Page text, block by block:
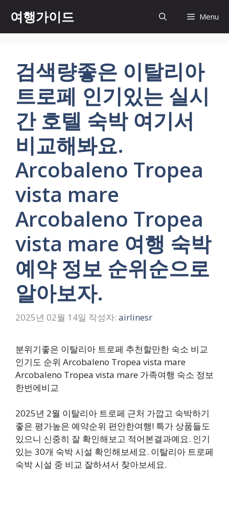
츠
여행가이드 Menu
검색량좋은 이탈리아
트로페 인기있는 실시
간 호텔 숙박 여기서
비교해봐요.
Arcobaleno Tropea
vista mare
Arcobaleno Tropea
vista mare 여행 숙박
예약 정보 순위순으로
알아보자.
2025년 02월 14일 작성자: airlinesr
분위기좋은 이탈리아 트로페 추천할만한 숙소 비교
인기도 순위 Arcobaleno Tropea vista mare
Arcobaleno Tropea vista mare 가족여행 숙소 정보
한번에비교
2025년 2월 이탈리아 트로페 근처 가깝고 숙박하기
좋은 평가높은 예약순위 편안한여행! 특가 상품들도
있으니 신중히 잘 확인해보고 적어본결과예요. 인기
있는 30개 숙박 시설 확인해보세요. 이탈리아 트로페
숙박 시설 중 비교 잘하셔서 찾아보세요.